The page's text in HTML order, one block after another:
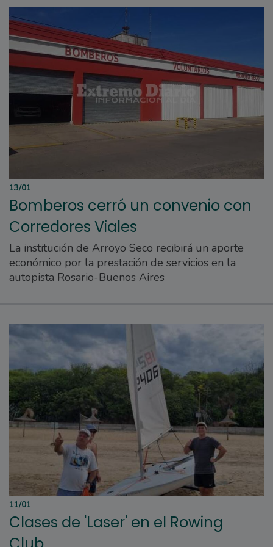
13/01
Bomberos cerró un convenio con
Corredores Viales
La institución de Arroyo Seco recibirá un aporte
económico por la prestación de servicios en la
autopista Rosario-Buenos Aires
11/01
Clases de 'Laser' en el Rowing